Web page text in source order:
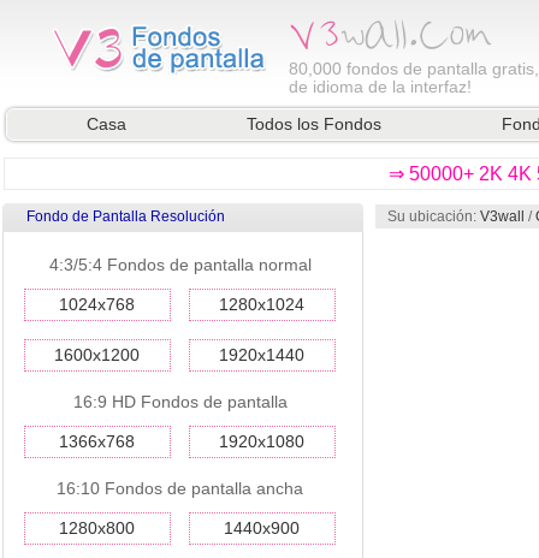
80,000 fondos de pantalla
de idioma de la interfaz!
Casa
Todos los Fondos
⇒ 50000+ 2K 4K
Fondo de Pantalla Resolución
4:3/5:4 Fondos de pantalla normal
1024x768 1280x1024
1600x1200 1920x1440
16:9 HD Fondos de pantalla
1366x768 1920x1080
16:10 Fondos de pantalla ancha
1280x800 1440x900
Su ubicación: V3wall /